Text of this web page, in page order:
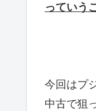
っていう
今回はプ
中古で狙